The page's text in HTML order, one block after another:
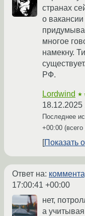
странах
о
многое
намекну.
РФ.
Lordwind
18.12.2025
Последнее
+00:00 (всего
Показать
Ответ на:
17:00:41 +00:00
нет,
а